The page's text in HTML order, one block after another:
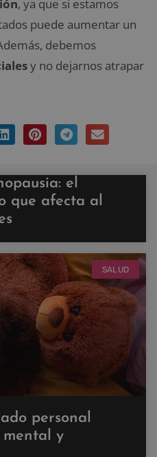
, ya que si estamos
puede aumentar un
debemos
y no dejarnos atrapar
el
que afecta al
SALUD
personal
y